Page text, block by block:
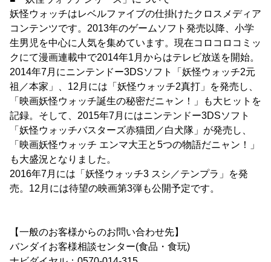
妖怪ウォッチはレベルファイブの仕掛けたクロスメディア
コンテンツです。2013年のゲームソフト発売以降、小学
生男児を中心に人気を集めています。現在コロコロコミッ
クにて漫画連載中で2014年1月からはテレビ放送を開始。
2014年7月にニンテンドー3DSソフト「妖怪ウォッチ2元
祖／本家」、12月には「妖怪ウォッチ2真打」を発売し、
「映画妖怪ウォッチ誕生の秘密だニャン！」も大ヒットを
記録。そして、2015年7月にはニンテンドー3DSソフト
「妖怪ウォッチバスターズ赤猫団／白犬隊」が発売し、
「映画妖怪ウォッチ エンマ大王と5つの物語だニャン！」
も大盛況となりました。
2016年7月には「妖怪ウォッチ3 スシ／テンプラ」を発
売。12月には待望の映画第3弾も公開予定です。
【一般のお客様からのお問い合わせ先】
バンダイお客様相談センター(食品・食玩)